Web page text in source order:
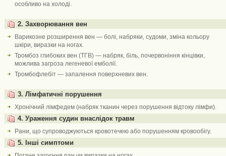
особливо на холоді.
2. Захворювання вен
Варикозне розширення вен — болі, набряки, судоми, зміна кольору
шкіри, виразки на ногах.
Тромбоз глибоких вен (ТГВ) — набряк, біль, почервоніння кінцівки,
можлива загроза легеневої емболії.
Тромбофлебіт — запалення поверхневих вен.
3. Лімфатичні порушення
Хронічний лімфедем (набряк тканин через порушення відтоку лімфи).
4. Ураження судин внаслідок травм
Рани, що супроводжуються кровотечею або порушенням кровообігу.
5. Інші симптоми